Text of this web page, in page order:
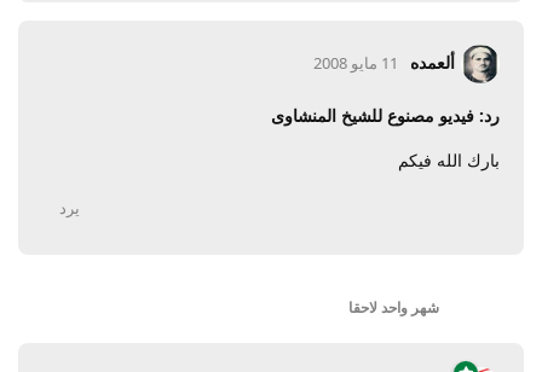
ألعمده 11 مايو 2008
رد: فيديو مصنوع للشيخ المنشاوى
بارك الله فيكم
يرد
شهر واحد لاحقا